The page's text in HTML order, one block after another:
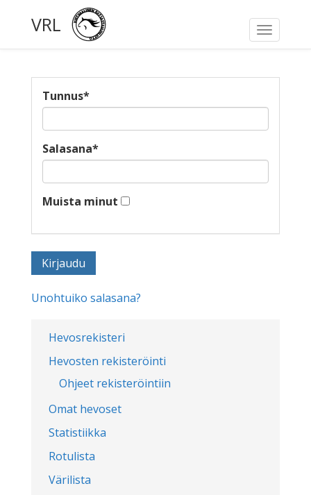
Toggle
VRL
Hevosrekisteri
Hevosten rekisteröinti
Ohjeet rekisteröintiin
Omat hevoset
Statistiikka
Rotulista
Värilista
Tunnus*
Salasana*
Muista minut
Unohtuiko salasana?